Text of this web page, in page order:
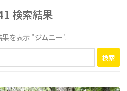
検索結果
果を表示 "ジムニー".
索: